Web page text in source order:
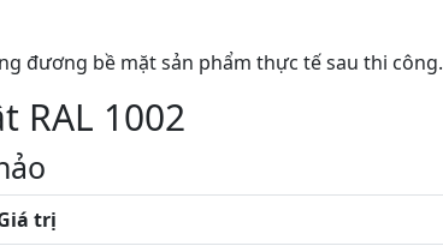
đương bề mặt sản phẩm thực tế sau thi công.
RAL 1002
trị